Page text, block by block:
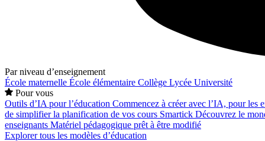
Par niveau d’enseignement
École maternelle École élémentaire Collège Lycée Université
Pour vous
Outils d’IA pour l’éducation Commencez à créer avec l’IA, pour les
de simplifier la planification de vos cours Smartick Découvrez le
enseignants Matériel pédagogique prêt à être modifié
Explorer tous les modèles d’éducation